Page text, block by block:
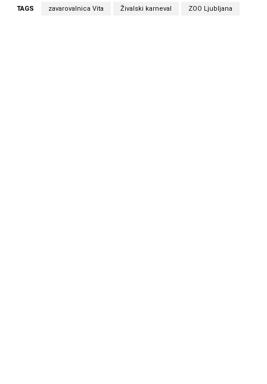
TAGS zavarovalnica Vita Živalski karneval ZOO Ljubljana